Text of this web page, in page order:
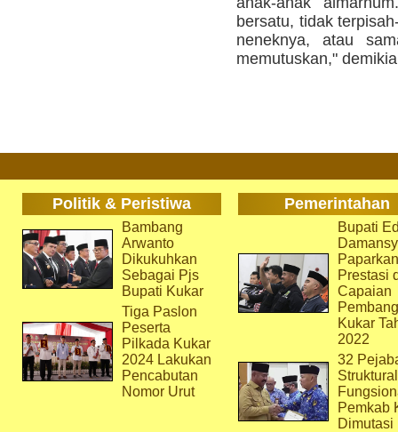
bersatu, tidak
neneknya, atau
memutuskan,"
Politik & Peristiwa Pemerintahan
Bambang
Arwanto
Dikukuhkan
Sebagai Pjs
Bupati Kukar
Tiga Paslon
Peserta
Pilkada Kukar
2024 Lakukan
Pencabutan
Nomor Urut
Bupati
Paparkan
Prestasi
Capaian
Kukar
2022
32
Pemkab
Dimutasi